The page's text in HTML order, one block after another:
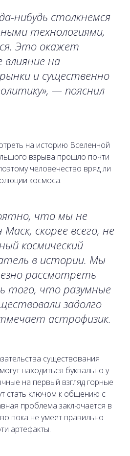
нибудь столкнемся
технологиями,
Это окажет
влияние на
и существенно
— пояснил
на историю Вселенной
взрыва прошло почти
человечество вряд ли
космоса.
что мы не
скорее всего, не
космический
в истории. Мы
рассмотреть
того, что разумные
задолго
астрофизик.
существования
находиться буквально у
на первый взгляд горные
стать ключом к общению с
проблема заключается в
пока не умеет правильно
артефакты.